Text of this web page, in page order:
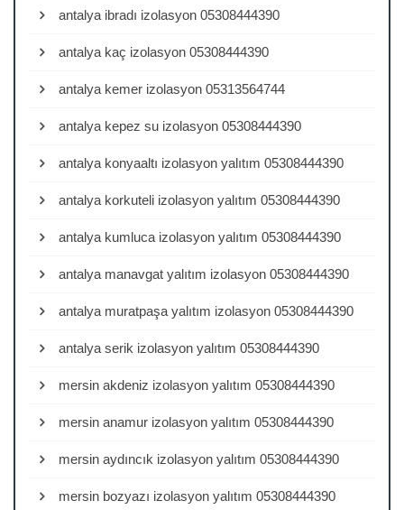
antalya ibradı izolasyon 05308444390
antalya kaç izolasyon 05308444390
antalya kemer izolasyon 05313564744
antalya kepez su izolasyon 05308444390
antalya konyaaltı izolasyon yalıtım 05308444390
antalya korkuteli izolasyon yalıtım 05308444390
antalya kumluca izolasyon yalıtım 05308444390
antalya manavgat yalıtım izolasyon 05308444390
antalya muratpaşa yalıtım izolasyon 05308444390
antalya serik izolasyon yalıtım 05308444390
mersin akdeniz izolasyon yalıtım 05308444390
mersin anamur izolasyon yalıtım 05308444390
mersin aydıncık izolasyon yalıtım 05308444390
mersin bozyazı izolasyon yalıtım 05308444390